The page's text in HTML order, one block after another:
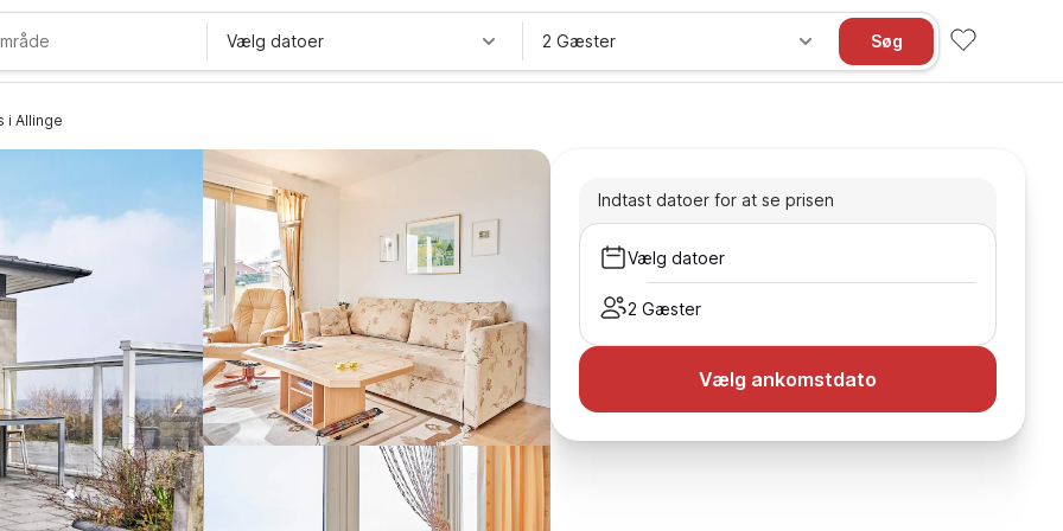
Vælg datoer 2 Gæster Søg
i Allinge
Indtast datoer for at se prisen
Vælg datoer
2 Gæster
Vælg ankomstdato